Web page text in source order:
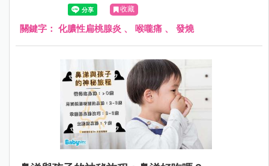
收藏
關鍵字： 化膿性扁桃腺炎 、 喉嚨痛 、 發燒